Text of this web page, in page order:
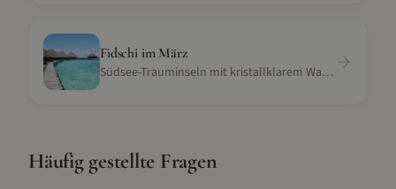
Fidschiim März
Südsee-Trauminseln mit kristallklarem Wasser und Korallenriffen
Häufig gestellte Fragen